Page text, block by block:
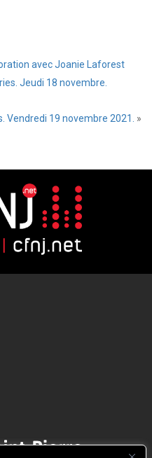
avec Joanie Laforest
Jeudi 18 novembre.
Vendredi 19 novembre 2021. »